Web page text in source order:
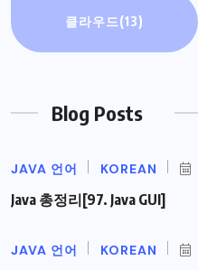
클라우드 (13)
Blog Posts
JAVA 언어 KOREAN
Java 총정리[97. Java GUI]
JAVA 언어 KOREAN